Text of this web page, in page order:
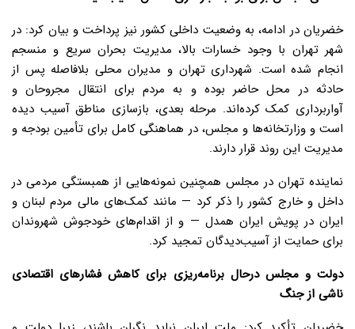
خضریان در ادامه، به وضعیت داخلی کشور نیز پرداخت و بیان کرد: در
شهر تهران با وجود خسارات بالا، مدیریت بحران سریع و منسجم
انجام شده است. شهرداری تهران و مدیران محلی بلافاصله پس از
حادثه در محل حاضر بوده و به مردم برای انتقال مجروحان و
آواربرداری کمک کرده‌اند. مرحله بعدی، بازسازی مناطق آسیب ‌دیده
است و وزارتخانه‌ها و مجلس، در هماهنگی کامل برای تأمین بودجه و
مدیریت این روند قرار دارند.
نماینده تهران در مجلس همچنین نمونه‌هایی از همبستگی مردمی در
داخل و خارج کشور را ذکر کرد — مانند کمک‌های مالی مردم لبنان و
ایران در پویش ایران همدل — و از اقدام‌های خودجوش شهروندان
برای حمایت از آسیب‌دیدگان تمجید کرد.
دولت و مجلس درحال برنامه‌ریزی برای کاهش فشارهای اقتصادی
ناشی از جنگ